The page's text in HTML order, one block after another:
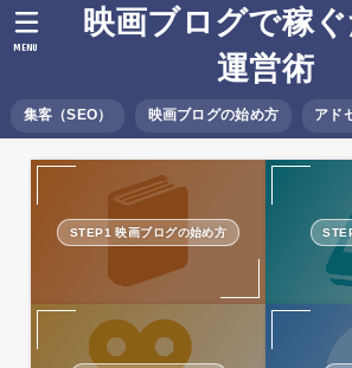
映画ブログで稼
運営術
集客（SEO） 映画ブログの始め方 アド
MENU
STEP1 映画ブログの始め方